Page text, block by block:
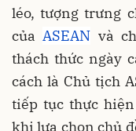
léo, tượng trưng
củaASEAN và
thách thức ngày
cách là Chủ tịch
tiếp tục thực
khi lựa chọn chủ